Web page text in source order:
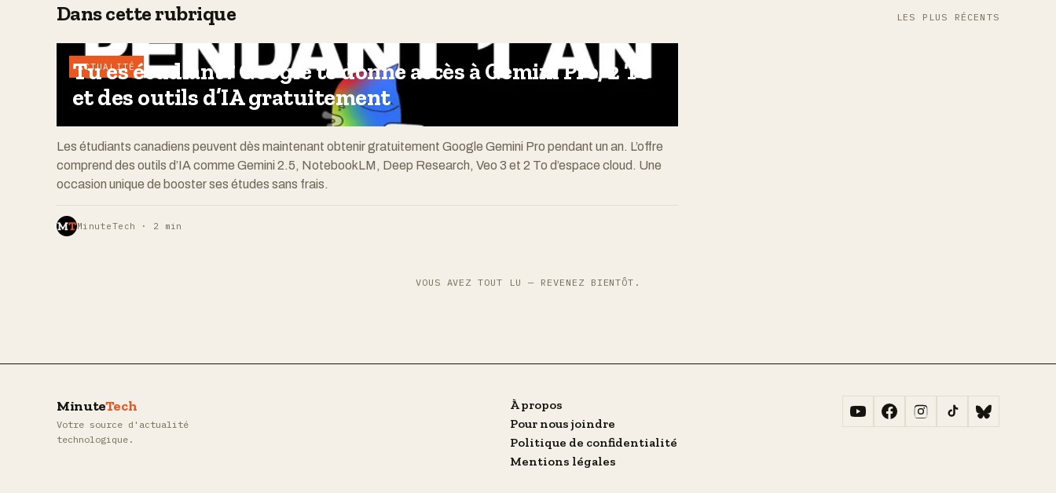
Dans cette rubrique LES PLUS RÉCENTS
ACTUALITÉ
Tu es étudiant? Google te donne accès à Gemini Pro, 2 To
et des outils d’IA gratuitement
Les étudiants canadiens peuvent dès maintenant obtenir gratuitement Google Gemini Pro pendant un an. L’offre
comprend des outils d’IA comme Gemini 2.5, NotebookLM, Deep Research, Veo 3 et 2 To d’espace cloud. Une
occasion unique de booster ses études sans frais.
MinuteTech · 2 min
VOUS AVEZ TOUT LU — REVENEZ BIENTÔT.
MinuteTech
Votre source d'actualité
technologique.
À propos
Pour nous joindre
Politique de confidentialité
Mentions légales